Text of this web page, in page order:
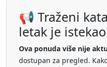
📢 Traženi
letak je istekao
Ova ponuda više nije
dostupan za pregled.